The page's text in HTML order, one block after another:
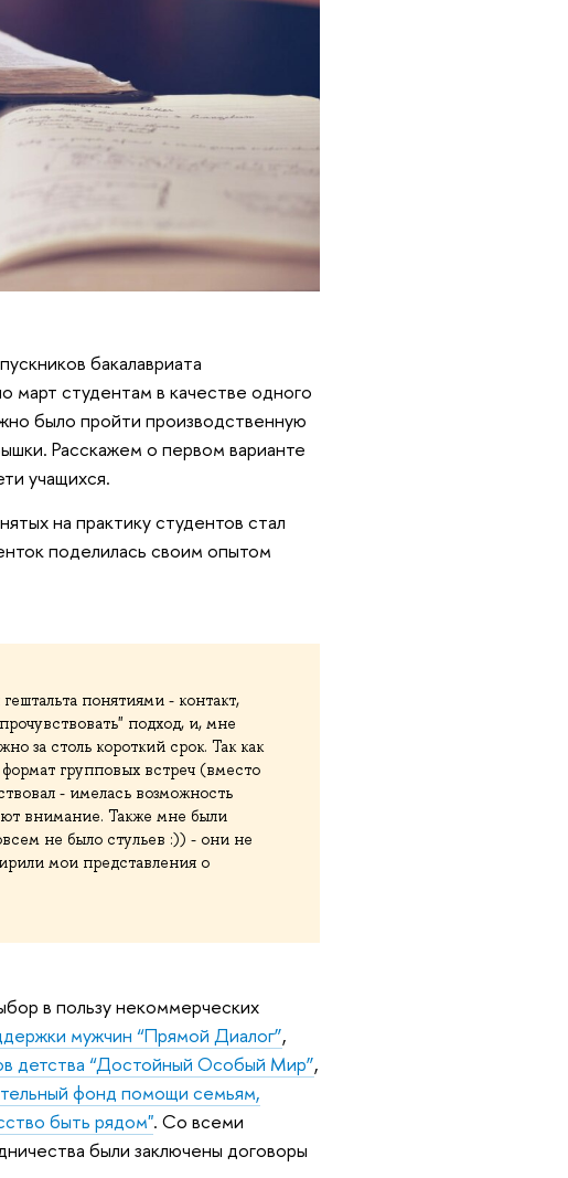
бакалавриата
март студентам в качестве одного
было пройти производственную
Расскажем о первом варианте
учащихся.
на практику студентов стал
поделилась своим опытом
понятиями - контакт,
подход, и, мне
за столь короткий срок. Так как
групповых встреч (вместо
- имелась возможность
внимание. Также мне были
не было стульев :)) - они не
мои представления о
в пользу некоммерческих
мужчин “Прямой Диалог”,
детства “Достойный Особый Мир”,
фонд помощи семьям,
быть рядом". Со всеми
были заключены договоры